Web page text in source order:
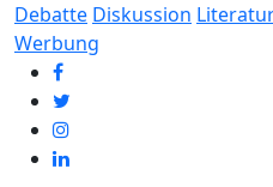
Debatte Diskussion
Werbung